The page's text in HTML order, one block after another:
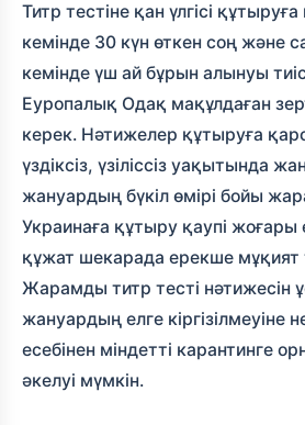
Титр тестіне қан үлгісі
кемінде 30 күн өткен соң және
кемінде үш ай бұрын алынуы
Еуропалық Одақ мақұлдаған
керек. Нәтижелер құтыруға
үздіксіз, үзіліссіз уақытында
жануардың бүкіл өмірі бойы
Украинаға құтыру қаупі жоғары
құжат шекарада ерекше мұқият
Жарамды титр тесті нәтижесін
жануардың елге кіргізілмеуіне
есебінен міндетті карантинге
әкелуі мүмкін.